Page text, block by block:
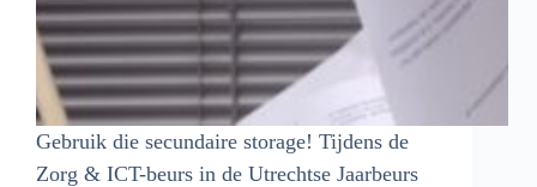
Gebruik die secundaire storage! Tijdens de
Zorg & ICT-beurs in de Utrechtse Jaarbeurs